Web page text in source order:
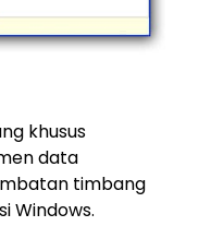
khusus
data
timbang
Windows.